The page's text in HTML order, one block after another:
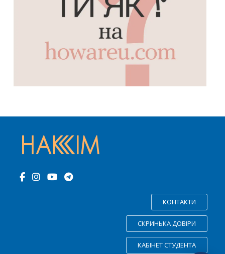
КОНТАКТИ
СКРИНЬКА ДОВІРИ
КАБІНЕТ СТУДЕНТА